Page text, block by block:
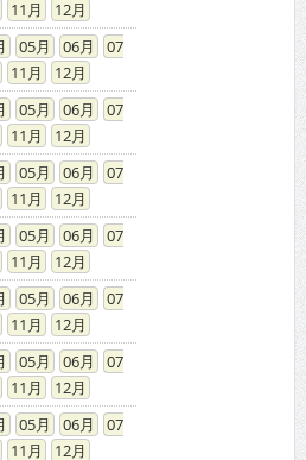
11
12
05 06
07
11
12
05 06
07
11
12
05 06
07
11
12
05 06
07
11
12
05 06
07
11
12
05 06
07
11
12
05 06
07
11
12